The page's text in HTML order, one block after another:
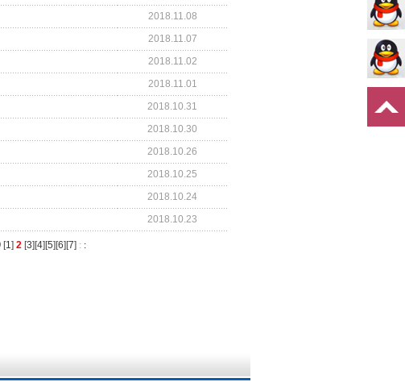
2018.11.08
2018.11.07
2018.11.02
2018.11.01
2018.10.31
2018.10.30
2018.10.26
2018.10.25
2018.10.24
2018.10.23
[1] 2 [3][4][5][6][7] : :